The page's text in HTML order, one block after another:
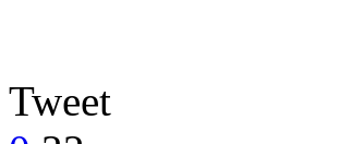
Tweet